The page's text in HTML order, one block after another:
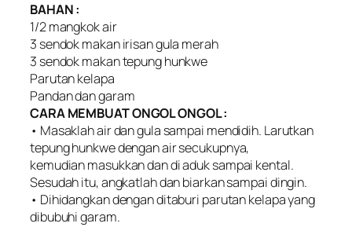
BAHAN :
1/2 mangkok air
3 sendok makan irisan gula merah
3 sendok makan tepung hunkwe
Parutan kelapa
Pandan dan garam
CARA MEMBUAT ONGOL ONGOL :
• Masaklah air dan gula sampai mendidih. Larutkan
tepung hunkwe dengan air secukupnya,
kemudian masukkan dan di aduk sampai kental.
Sesudah itu, angkatlah dan biarkan sampai dingin.
• Dihidangkan dengan ditaburi parutan kelapa yang
dibubuhi garam.